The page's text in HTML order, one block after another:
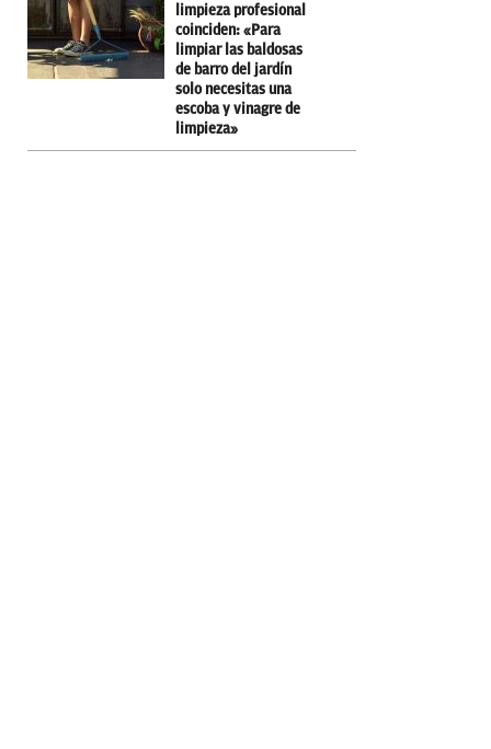
limpieza profesional
coinciden: «Para
limpiar las baldosas
de barro del jardín
solo necesitas una
escoba y vinagre de
limpieza»